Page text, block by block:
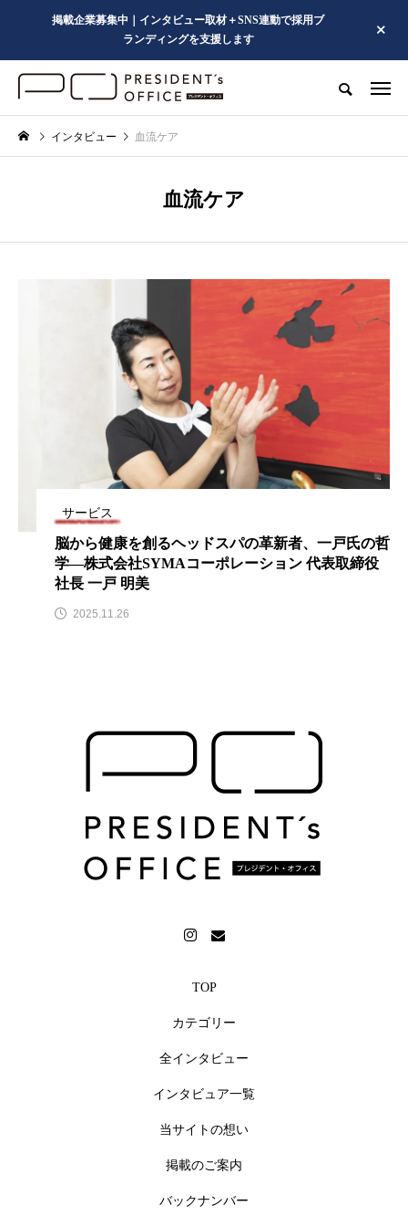
掲載企業募集中｜インタビュー取材＋SNS連動で採用ブ
ランディングを支援します
インタビュー 血流ケア
血流ケア
サービス
脳から健康を創るヘッドスパの革新者、一戸氏の哲
学―株式会社SYMAコーポレーション 代表取締役
社⻑ 一戸 明美
2025.11.26
TOP
カテゴリー
全インタビュー
インタビュア一覧
当サイトの想い
掲載のご案内
バックナンバー